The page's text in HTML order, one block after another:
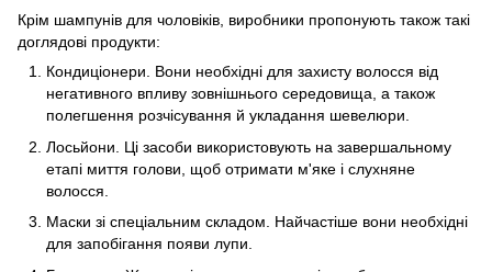
Крім шампунів для чоловіків, виробники пропонують також такі
доглядові продукти:
Кондиціонери. Вони необхідні для захисту волосся від
негативного впливу зовнішнього середовища, а також
полегшення розчісування й укладання шевелюри.
Лосьйони. Ці засоби використовують на завершальному
етапі миття голови, щоб отримати м'яке і слухняне
волосся.
Маски зі спеціальним складом. Найчастіше вони необхідні
для запобігання появи лупи.